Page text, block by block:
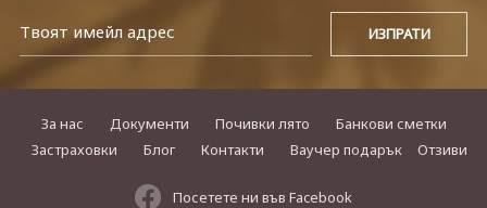
За нас Документи Почивки лято
Банкови сметки
Застраховки
Блог Контакти Ваучер подарък Отзиви
Посетете ни във Facebook